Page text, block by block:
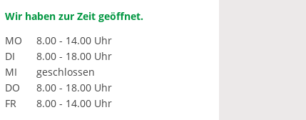
Wir haben zur Zeit geöffnet.
MO
8.00 - 14.00 Uhr
DI
8.00 - 18.00 Uhr
MI
geschlossen
DO
8.00 - 18.00 Uhr
FR
8.00 - 14.00 Uhr